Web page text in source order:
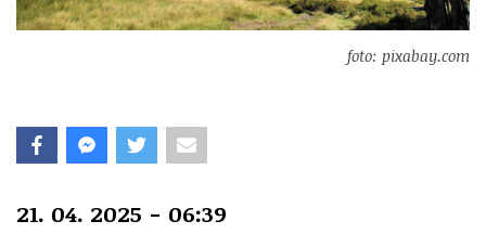
foto: pixabay.com
21. 04. 2025 - 06:39